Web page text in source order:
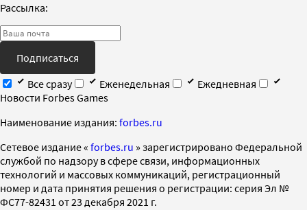
Рассылка:
Подписаться
Все сразу
Еженедельная
Ежедневная
Новости Forbes Games
Наименование издания: forbes.ru
Cетевое издание « forbes.ru » зарегистрировано Федеральной
службой по надзору в сфере связи, информационных
технологий и массовых коммуникаций, регистрационный
номер и дата принятия решения о регистрации: серия Эл №
ФС77-82431 от 23 декабря 2021 г.